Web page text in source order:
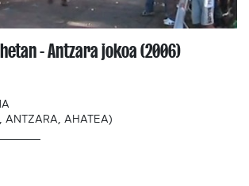
- Antzara jokoa (2006)
ANTZARA, AHATEA)